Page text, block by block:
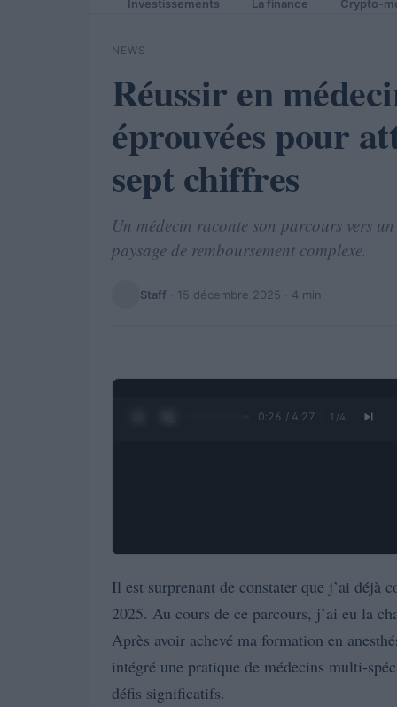
Investissements La finance Crypto-
NEWS
Réussir en
éprouvées pour
sept chiffres
Un médecin raconte son parcours vers
paysage de remboursement complexe.
Staff · 15 décembre 2025 · 4 min
0:27 / 4:27 1 /4
Il est surprenant de constater que j’ai déjà
2025. Au cours de ce parcours, j’ai eu la
Après avoir achevé ma formation en
intégré une pratique de médecins multi-
défis significatifs.